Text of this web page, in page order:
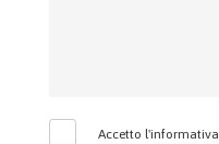
Accetto l'informativa